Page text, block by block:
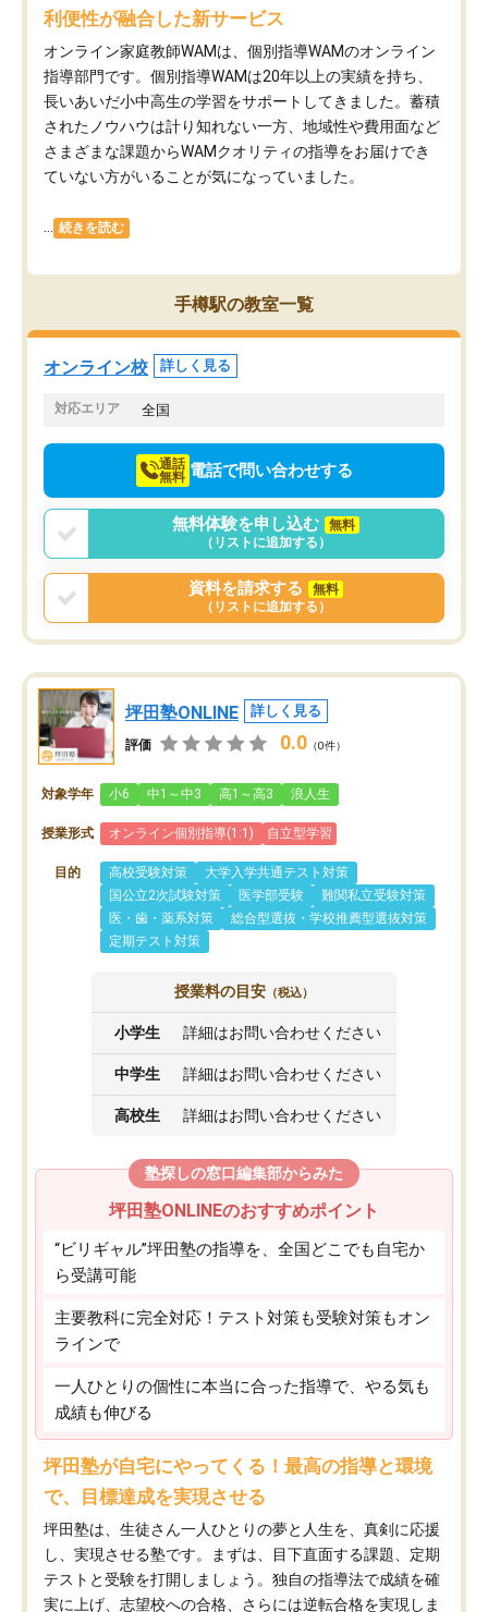
利便性が融合した新サービス
オンライン家庭教師WAMは、個別指導WAMのオンライン
指導部門です。個別指導WAMは20年以上の実績を持ち、
長いあいだ小中高生の学習をサポートしてきました。蓄積
されたノウハウは計り知れない一方、地域性や費用面など
さまざまな課題からWAMクオリティの指導をお届けでき
ていない方がいることが気になっていました。
続きを読む
手樽駅の教室一覧
オンライン校 詳しく見る
対応エリア 全国
通話
無料 電話で問い合わせする
無料体験を申し込む
無料
（リストに追加する）
資料を請求する
無料
（リストに追加する）
坪田塾ONLINE 詳しく見る
評価 0.0 （0件）
対象学年 小6 中1～中3 高1～高3 浪人生
授業形式 オンライン個別指導(1:1) 自立型学習
目的 高校受験対策
大学入学共通テスト対策
国公立2次試験対策
医学部受験
難関私立受験対策
医・歯・薬系対策
総合型選抜・学校推薦型選抜対策
定期テスト対策
授業料の目安 （税込）
小学生 詳細はお問い合わせください
中学生 詳細はお問い合わせください
高校生 詳細はお問い合わせください
塾探しの窓口編集部からみた
坪田塾ONLINEのおすすめポイント
“ビリギャル”坪田塾の指導を、全国どこでも自宅か
ら受講可能
主要教科に完全対応！テスト対策も受験対策もオン
ラインで
一人ひとりの個性に本当に合った指導で、やる気も
成績も伸びる
坪田塾が自宅にやってくる！最高の指導と環境
で、目標達成を実現させる
坪田塾は、生徒さん一人ひとりの夢と人生を、真剣に応援
し、実現させる塾です。まずは、目下直面する課題、定期
テストと受験を打開しましょう。独自の指導法で成績を確
実に上げ、志望校への合格、さらには逆転合格を実現しま